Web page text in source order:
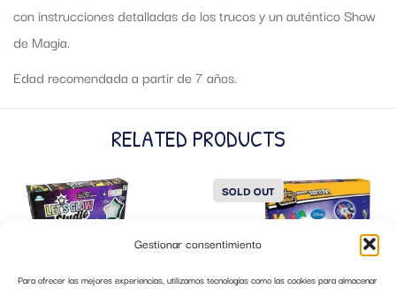
Gestionar consentimiento
Para ofrecer las mejores experiencias, utilizamos tecnologías como las cookies para almacenar
con instrucciones detalladas de los trucos y un auténtico Show
de Magia.
Edad recomendada a partir de 7 años.
RELATED PRODUCTS
SOLD OUT